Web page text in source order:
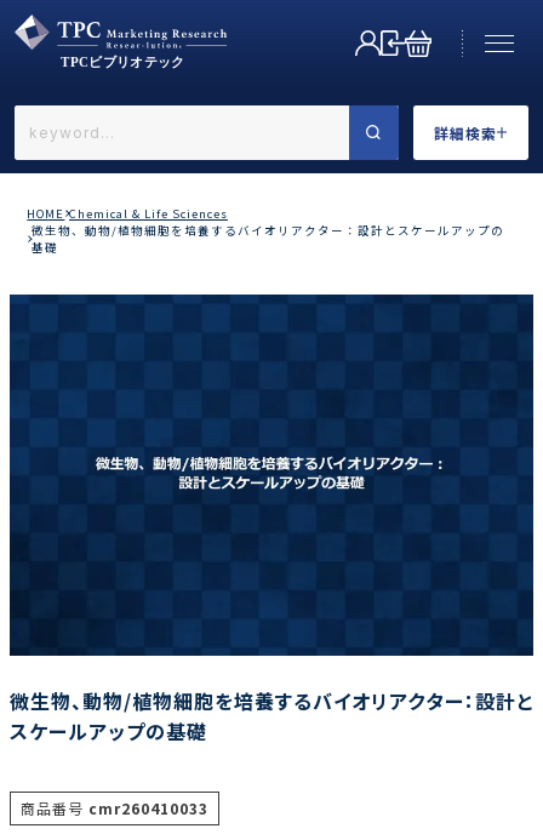
詳細検索
←戻る
カテゴリで選ぶ
調査の種類で選ぶ
リセット
HOME Chemical & Life Sciences
微生物、動物/植物細胞を培養するバイオリアクター：設計とスケールアップの
基礎
微生物、動物/植物細胞を培養するバイオリアクター：設計と
スケールアップの基礎
商品番号 cmr260410033